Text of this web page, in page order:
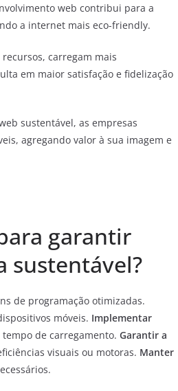
web contribui para a
a internet mais eco-friendly.
carregam mais
em maior satisfação e fidelização
sustentável, as empresas
agregando valor à sua imagem e
garantir
sustentável?
de programação otimizadas.
móveis. Implementar
de carregamento. Garantir a
visuais ou motoras. Manter